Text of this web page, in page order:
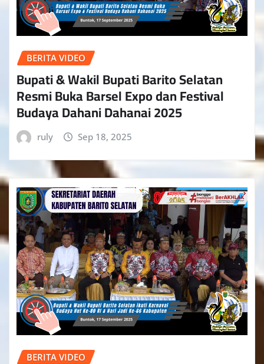
BERITA VIDEO
Bupati & Wakil Bupati Barito Selatan
Resmi Buka Barsel Expo dan Festival
Budaya Dahani Dahanai 2025
ruly Sep 18, 2025
BERITA VIDEO